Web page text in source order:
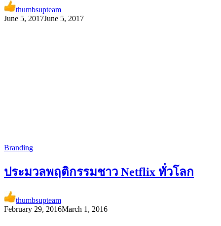
thumbsupteam
June 5, 2017June 5, 2017
Branding
ประมวลพฤติกรรมชาว Netflix ทั่วโลก
thumbsupteam
February 29, 2016March 1, 2016